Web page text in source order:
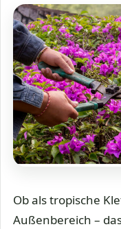
Ob als tropische
Außenbereich –